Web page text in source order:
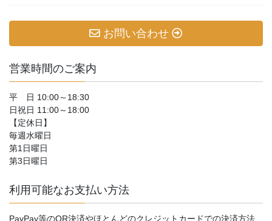
お問い合わせ
営業時間のご案内
平 日 10:00～18:30
日祝日 11:00～18:00
【定休日】
毎週水曜日
第1日曜日
第3日曜日
利用可能なお支払い方法
PayPay等のQR決済やほとんどのクレジットカードでの決済方法